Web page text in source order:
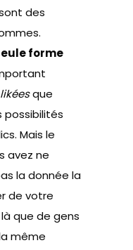
des
forme
likéesque
possibilités
Mais le
avez ne
la donnée la
de votre
que de gens
même